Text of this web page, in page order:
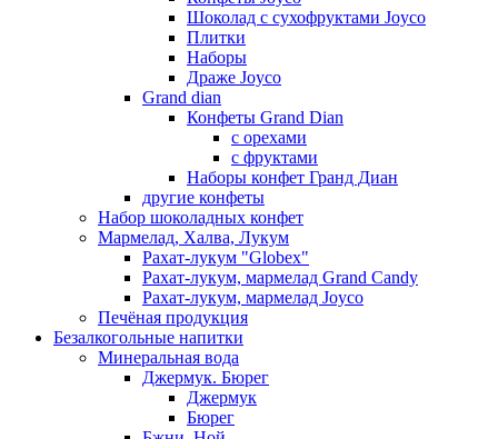
Шоколад с сухофруктами Joyco
Плитки
Наборы
Драже Joyco
Grand dian
Конфеты Grand Dian
с орехами
с фруктами
Наборы конфет Гранд Диан
другие конфеты
Набор шоколадных конфет
Мармелад, Халва, Лукум
Рахат-лукум "Globex"
Рахат-лукум, мармелад Grand Candy
Рахат-лукум, мармелад Joyco
Печёная продукция
Безалкогольные напитки
Минеральная вода
Джермук. Бюрег
Джермук
Бюрег